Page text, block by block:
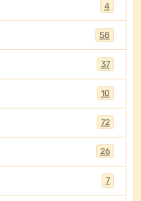
4
58
37
10
72
26
7